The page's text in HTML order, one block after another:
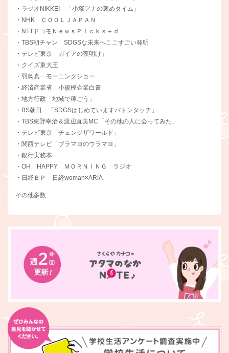
・ラジオNIKKEI 「小塚アナの褒めタイム」
・NHK ＣＯＯＬＪＡＰＡＮ
・NTTドコモＮｅｗｓＰｉｃｋｓ＋ｄ
・TBS朝チャン SDGSな未来へここすごい発明
・テレビ東京「ガイアの夜明け」
・クイズ東大王
・羽鳥真一モーニングショー
・経済産業省 小規模企業白書
・地方行政「地域で稼ごう」
・BS朝日 「SDGSはじめていますバトンタッチ」
・TBS東野幸治＆渡辺直美MC「その他の人に会ってみた」
・テレビ東京「チェンジザワールド」
・関西テレビ「ブラマヨのウラマヨ」
・銀行実務本
・OH HAPPY ＭＯＲＮＩＮＧ ラジオ
・日経ＢＰ 日経woman×ARIA
その他多数